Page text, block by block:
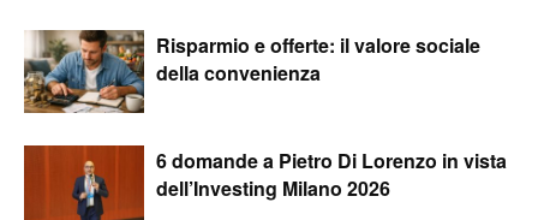
Risparmio e offerte: il valore sociale
della convenienza
6 domande a Pietro Di Lorenzo in vista
dell’Investing Milano 2026